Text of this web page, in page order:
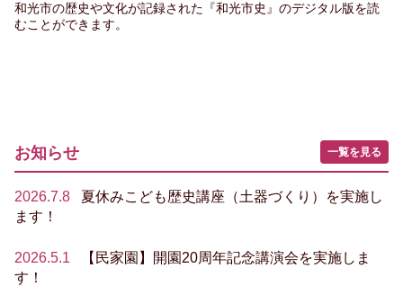
和光市の歴史や文化が記録された『和光市史』のデジタル版を読
むことができます。
お知らせ 一覧を見る
2026.7.8
夏休みこども歴史講座（土器づくり）を実施し
ます！
2026.5.1
【民家園】開園20周年記念講演会を実施しま
す！